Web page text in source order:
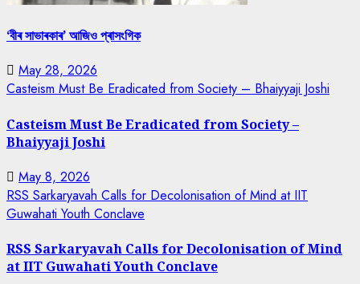
‘বীৰ সাভাৰকাৰ’ আজিও প্ৰাসংগিক
May 28, 2026
Casteism Must Be Eradicated from Society – Bhaiyyaji Joshi
Casteism Must Be Eradicated from Society –
Bhaiyyaji Joshi
May 8, 2026
RSS Sarkaryavah Calls for Decolonisation of Mind at IIT
Guwahati Youth Conclave
RSS Sarkaryavah Calls for Decolonisation of Mind
at IIT Guwahati Youth Conclave